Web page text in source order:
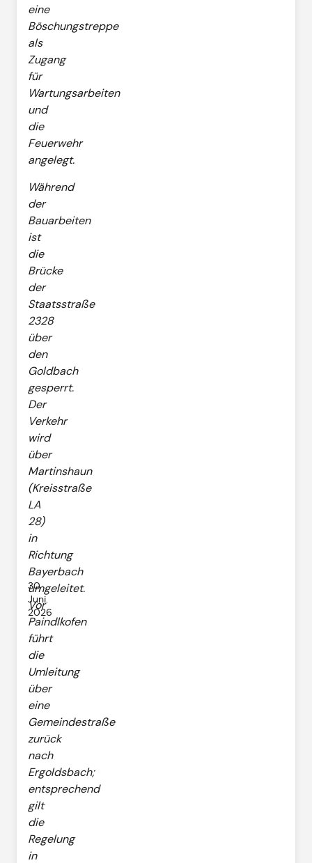
30.
Juni.
2026
eine
Böschungstreppe
als
Zugang
für
Wartungsarbeiten
und
die
Feuerwehr
angelegt.
Während
der
Bauarbeiten
ist
die
Brücke
der
Staatsstraße
2328
über
den
Goldbach
gesperrt.
Der
Verkehr
wird
über
Martinshaun
(Kreisstraße
LA
28)
in
Richtung
Bayerbach
umgeleitet.
Vor
Paindlkofen
führt
die
Umleitung
über
eine
Gemeindestraße
zurück
nach
Ergoldsbach;
entsprechend
gilt
die
Regelung
in